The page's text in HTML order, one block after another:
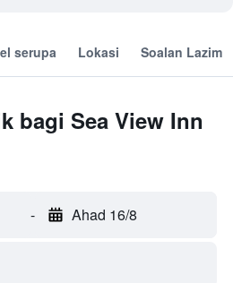
serupa Lokasi Soalan Lazim
bagi Sea View Inn
- Ahad 16/8